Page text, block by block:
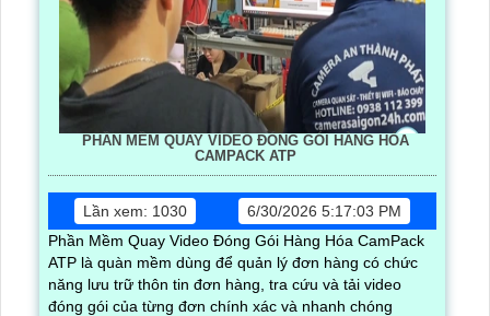
PHẦN MỀM QUAY VIDEO ĐÓNG GÓI HÀNG HÓA
CAMPACK ATP
Lần xem: 1030
6/30/2026 5:17:03 PM
Phần Mềm Quay Video Đóng Gói Hàng Hóa CamPack
ATP là quàn mềm dùng để quản lý đơn hàng có chức
năng lưu trữ thôn tin đơn hàng, tra cứu và tải video
đóng gói của từng đơn chính xác và nhanh chóng